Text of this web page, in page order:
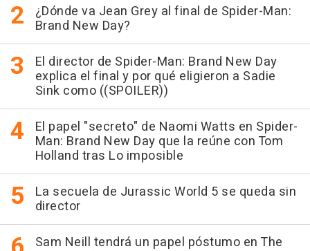
¿Dónde va Jean Grey al final de Spider-Man:
Brand New Day?
El director de Spider-Man: Brand New Day
explica el final y por qué eligieron a Sadie
Sink como ((SPOILER))
El papel "secreto" de Naomi Watts en Spider-
Man: Brand New Day que la reúne con Tom
Holland tras Lo imposible
La secuela de Jurassic World 5 se queda sin
director
Sam Neill tendrá un papel póstumo en The